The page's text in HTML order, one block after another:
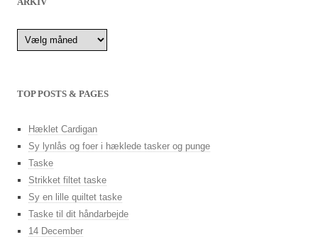
ARKIV
Arkiv
TOP POSTS & PAGES
Hæklet Cardigan
Sy lynlås og foer i hæklede tasker og punge
Taske
Strikket filtet taske
Sy en lille quiltet taske
Taske til dit håndarbejde
14 December